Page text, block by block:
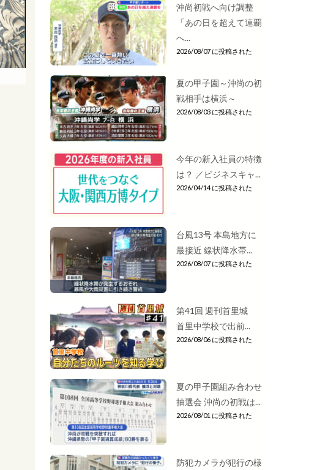
沖尚初戦へ向け調整
「あの日を超えて連覇
へ...
2026/08/07 に投稿された
夏の甲子園～沖尚の初
戦相手は横浜～
2026/08/03 に投稿された
今年の新入社員の特徴
は？ ／ビジネスキャ...
2026/04/14 に投稿された
台風13号 本島地方に
最接近 線状降水帯...
2026/08/07 に投稿された
第41回 週刊首里城
首里中学校で出前...
2026/08/06 に投稿された
夏の甲子園組み合わせ
抽選会 沖尚の初戦は...
2026/08/01 に投稿された
防犯カメラが犯行の様